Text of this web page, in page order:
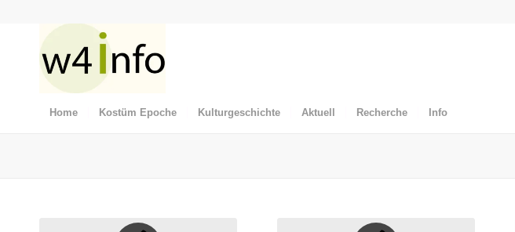
Home Kostüm Epoche Kulturgeschichte Aktuell Recherche Info